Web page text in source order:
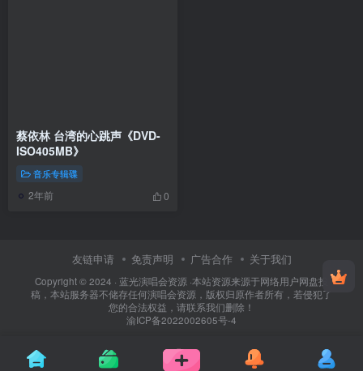
蔡依林 台湾的心跳声《DVD-
ISO405MB》
音乐专辑碟
2年前 0
友链申请 免责声明 广告合作 关于我们
Copyright © 2024 · 蓝光演唱会资源 ·本站资源来源于网络用户网盘投
稿，本站服务器不储存任何演唱会资源，版权归原作者所有，若侵犯了
您的合法权益，请联系我们删除！
渝ICP备2022002605号-4